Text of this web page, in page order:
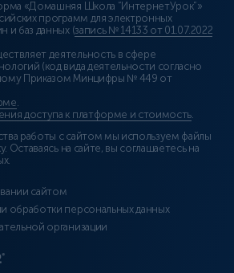
«Домашняя Школа “ИнтернетУрок”»
программ для электронных
и баз данных (запись № 14133 от 01.07.2022
деятельность в сфере
(код вида деятельности согласно
Приказом Минцифры № 449 от
.
доступа к платформе и стоимость.
работы с сайтом мы используем файлы
Оставаясь на сайте, вы соглашаетесь на
сайтом
обработки персональных данных
организации